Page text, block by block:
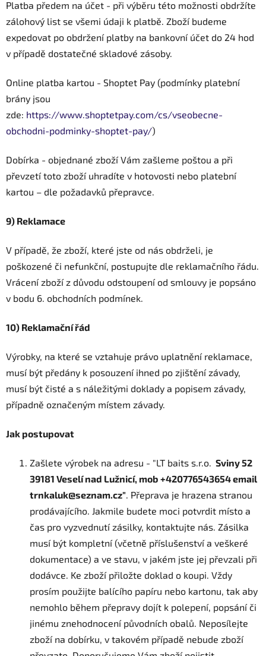
Platba předem na účet - při výběru této možnosti obdržíte
zálohový list se všemi údaji k platbě. Zboží budeme
expedovat po obdržení platby na bankovní účet do 24 hod
v případě dostatečné skladové zásoby.
Online platba kartou - Shoptet Pay (podmínky platební
brány jsou
zde: https://www.shoptetpay.com/cs/vseobecne-
obchodni-podminky-shoptet-pay/)
Dobírka - objednané zboží Vám zašleme poštou a při
převzetí toto zboží uhradíte v hotovosti nebo platební
kartou – dle požadavků přepravce.
9) Reklamace
V případě, že zboží, které jste od nás obdrželi, je
poškozené či nefunkční, postupujte dle reklamačního řádu.
Vrácení zboží z důvodu odstoupení od smlouvy je popsáno
v bodu 6. obchodních podmínek.
10) Reklamační řád
Výrobky, na které se vztahuje právo uplatnění reklamace,
musí být předány k posouzení ihned po zjištění závady,
musí být čisté a s náležitými doklady a popisem závady,
případně označeným místem závady.
Jak postupovat
Zašlete výrobek na adresu - "LT baits s.r.o. Sviny 52
39181 Veselí nad Lužnicí, mob +420776543654 email
trnkaluk@seznam.cz" . Přeprava je hrazena stranou
prodávajícího. Jakmile budete moci potvrdit místo a
čas pro vyzvednutí zásilky, kontaktujte nás. Zásilka
musí být kompletní (včetně příslušenství a veškeré
dokumentace) a ve stavu, v jakém jste jej převzali při
dodávce. Ke zboží přiložte doklad o koupi. Vždy
prosím použijte balícího papíru nebo kartonu, tak aby
nemohlo během přepravy dojít k polepení, popsání či
jinému znehodnocení původních obalů. Neposílejte
zboží na dobírku, v takovém případě nebude zboží